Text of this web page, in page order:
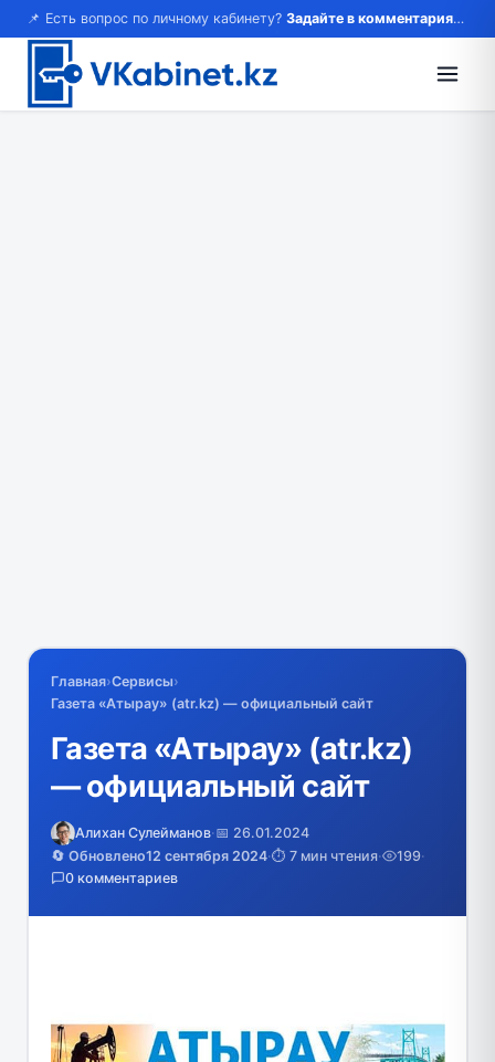
📌 Есть вопрос по личному кабинету? Задайте в комментариях — ответим!
Главная›Сервисы›
Газета «Атырау» (atr.kz) — официальный сайт
Газета «Атырау» (atr.kz)
— официальный сайт
Алихан Сулейманов·📅 26.01.2024
🔄 Обновлено12 сентября 2024·⏱️ 7 мин чтения· 199·
0 комментариев